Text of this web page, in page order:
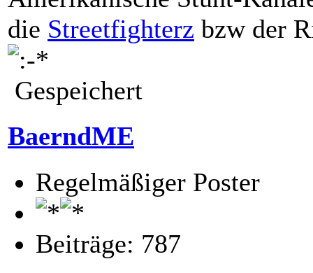
die Streetfighterz bzw der
Gespeichert
BaerndME
Regelmäßiger Poster
Beiträge: 787